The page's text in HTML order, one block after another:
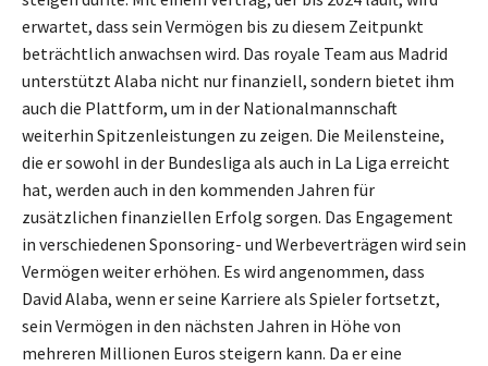
erwartet, dass sein Vermögen bis zu diesem Zeitpunkt
beträchtlich anwachsen wird. Das royale Team aus Madrid
unterstützt Alaba nicht nur finanziell, sondern bietet ihm
auch die Plattform, um in der Nationalmannschaft
weiterhin Spitzenleistungen zu zeigen. Die Meilensteine,
die er sowohl in der Bundesliga als auch in La Liga erreicht
hat, werden auch in den kommenden Jahren für
zusätzlichen finanziellen Erfolg sorgen. Das Engagement
in verschiedenen Sponsoring- und Werbeverträgen wird sein
Vermögen weiter erhöhen. Es wird angenommen, dass
David Alaba, wenn er seine Karriere als Spieler fortsetzt,
sein Vermögen in den nächsten Jahren in Höhe von
mehreren Millionen Euros steigern kann. Da er eine